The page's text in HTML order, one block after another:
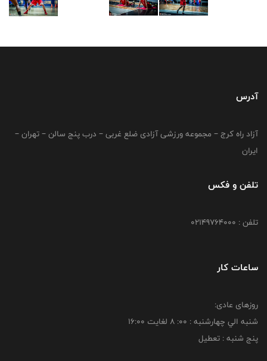
آدرس
آزاد راه کرج – مجموعه ورزشی آزادی ضلع غربی – درب پنج سالن – تهران –
ایران
تلفن و فکس
تلفن : 02149764000
ساعات کار
روزهای عادی:
شنبه الي چهارشنبه : 00: 8 لغايت 16:00
پنج شنبه : تعطیل